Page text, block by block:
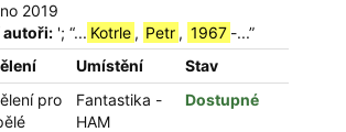
2019
autoři: '; “... Kotrle , Petr , 1967 -...”
Umístění
Stav
pro
Fantastika -
HAM
Dostupné